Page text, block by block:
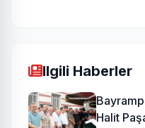
Ilgili Haberler
Halit